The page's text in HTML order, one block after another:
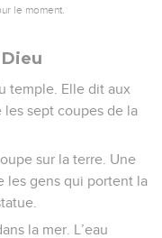
le moment.
temple. Elle dit aux
les sept coupes de la
sur la terre. Une
les gens qui portent la
la mer. L’eau